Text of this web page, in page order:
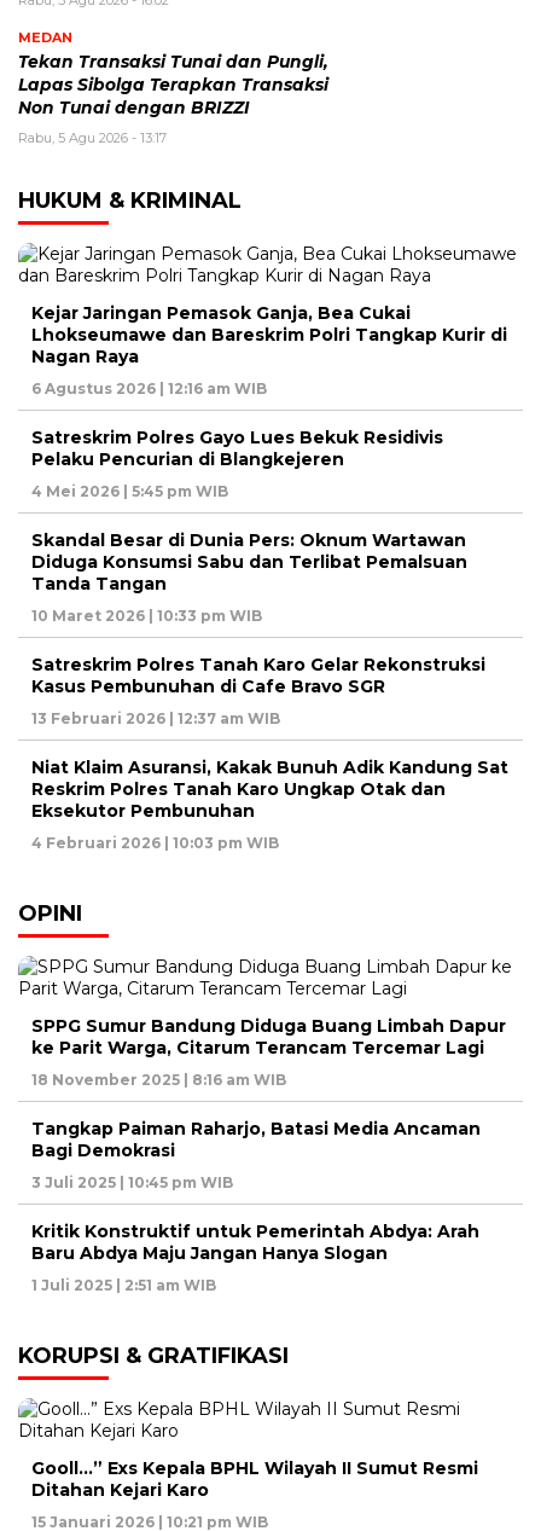
MEDAN
Tekan Transaksi Tunai dan Pungli,
Lapas Sibolga Terapkan Transaksi
Non Tunai dengan BRIZZI
Rabu, 5 Agu 2026 - 13:17
HUKUM & KRIMINAL
Kejar Jaringan Pemasok Ganja, Bea Cukai
Lhokseumawe dan Bareskrim Polri Tangkap Kurir di
Nagan Raya
6 Agustus 2026 | 12:16 am WIB
Satreskrim Polres Gayo Lues Bekuk Residivis
Pelaku Pencurian di Blangkejeren
4 Mei 2026 | 5:45 pm WIB
Skandal Besar di Dunia Pers: Oknum Wartawan
Diduga Konsumsi Sabu dan Terlibat Pemalsuan
Tanda Tangan
10 Maret 2026 | 10:33 pm WIB
Satreskrim Polres Tanah Karo Gelar Rekonstruksi
Kasus Pembunuhan di Cafe Bravo SGR
13 Februari 2026 | 12:37 am WIB
Niat Klaim Asuransi, Kakak Bunuh Adik Kandung Sat
Reskrim Polres Tanah Karo Ungkap Otak dan
Eksekutor Pembunuhan
4 Februari 2026 | 10:03 pm WIB
OPINI
SPPG Sumur Bandung Diduga Buang Limbah Dapur
ke Parit Warga, Citarum Terancam Tercemar Lagi
18 November 2025 | 8:16 am WIB
Tangkap Paiman Raharjo, Batasi Media Ancaman
Bagi Demokrasi
3 Juli 2025 | 10:45 pm WIB
Kritik Konstruktif untuk Pemerintah Abdya: Arah
Baru Abdya Maju Jangan Hanya Slogan
1 Juli 2025 | 2:51 am WIB
KORUPSI & GRATIFIKASI
Gooll…” Exs Kepala BPHL Wilayah II Sumut Resmi
Ditahan Kejari Karo
15 Januari 2026 | 10:21 pm WIB